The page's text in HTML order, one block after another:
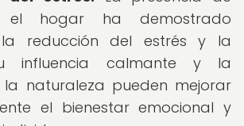
hogar ha demostrado
reducción del estrés y la
influencia calmante y la
la naturaleza pueden mejorar
el bienestar emocional y